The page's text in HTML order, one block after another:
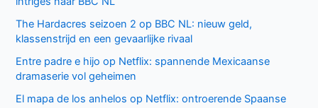
The Hardacres seizoen 2 op BBC NL: nieuw geld,
klassenstrijd en een gevaarlijke rivaal
Entre padre e hijo op Netflix: spannende Mexicaanse
dramaserie vol geheimen
El mapa de los anhelos op Netflix: ontroerende Spaanse